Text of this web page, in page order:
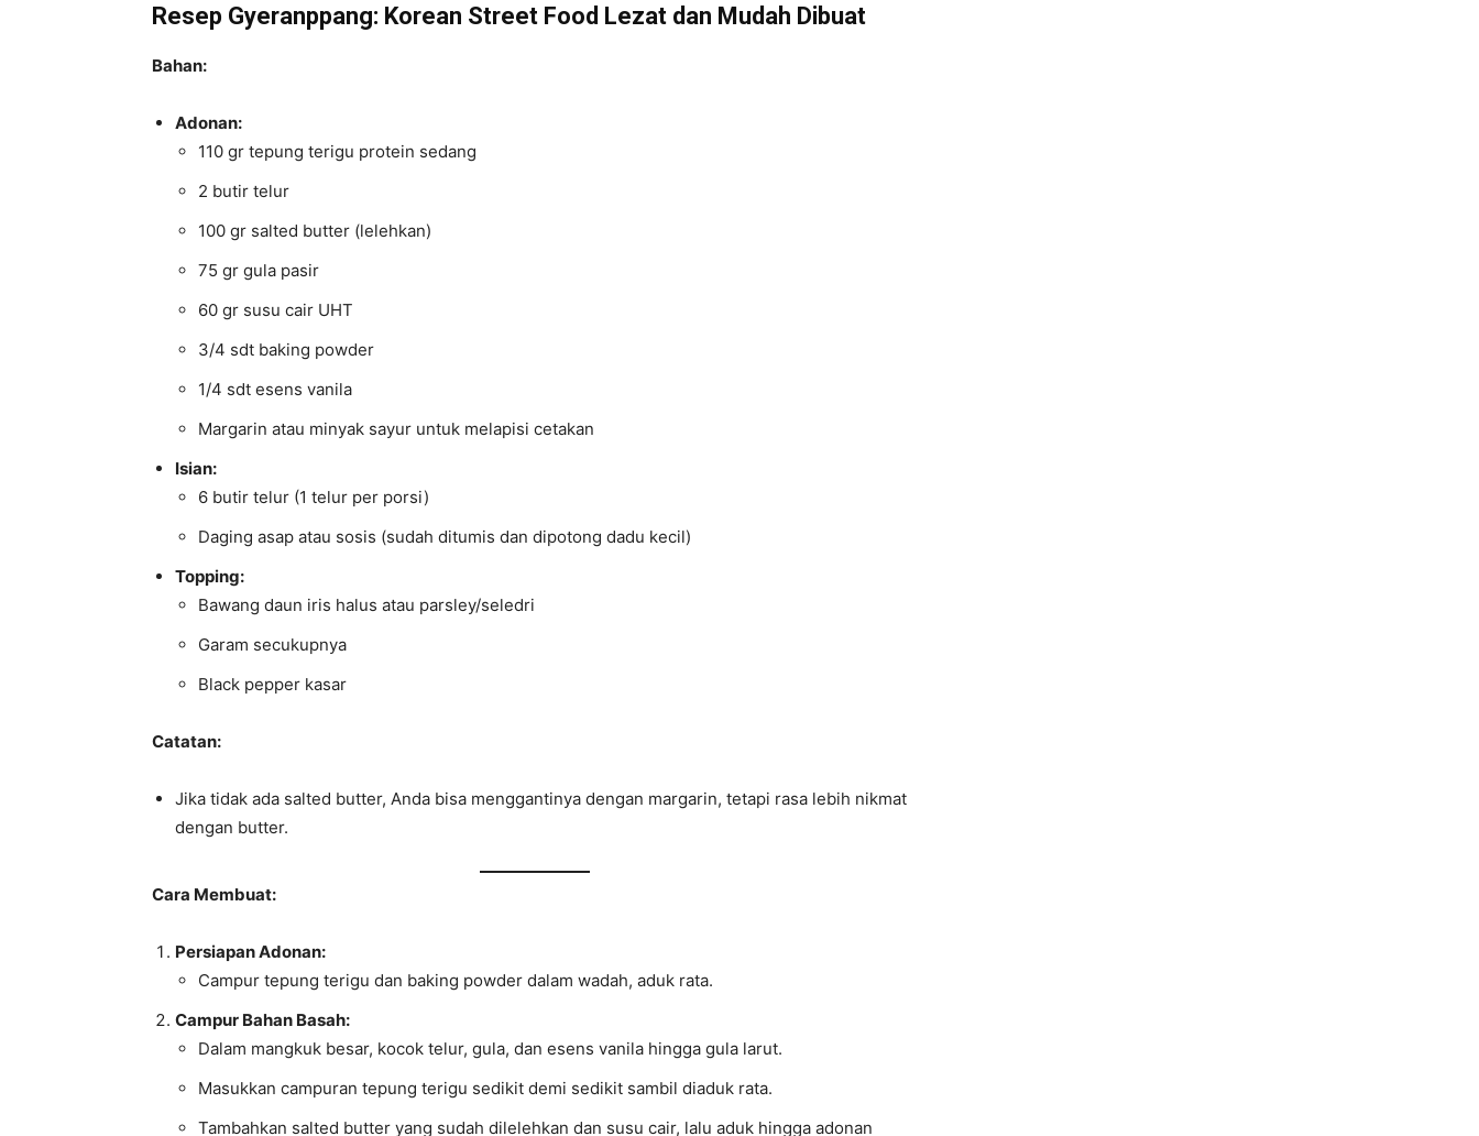
Resep Gyeranppang: Korean Street Food Lezat dan Mudah Dibuat
Bahan:
Adonan:
110 gr tepung terigu protein sedang
2 butir telur
100 gr salted butter (lelehkan)
75 gr gula pasir
60 gr susu cair UHT
3/4 sdt baking powder
1/4 sdt esens vanila
Margarin atau minyak sayur untuk melapisi cetakan
Isian:
6 butir telur (1 telur per porsi)
Daging asap atau sosis (sudah ditumis dan dipotong dadu kecil)
Topping:
Bawang daun iris halus atau parsley/seledri
Garam secukupnya
Black pepper kasar
Catatan:
Jika tidak ada salted butter, Anda bisa menggantinya dengan margarin, tetapi rasa lebih nikmat
dengan butter.
Cara Membuat:
Persiapan Adonan:
Campur tepung terigu dan baking powder dalam wadah, aduk rata.
Campur Bahan Basah:
Dalam mangkuk besar, kocok telur, gula, dan esens vanila hingga gula larut.
Masukkan campuran tepung terigu sedikit demi sedikit sambil diaduk rata.
Tambahkan salted butter yang sudah dilelehkan dan susu cair, lalu aduk hingga adonan